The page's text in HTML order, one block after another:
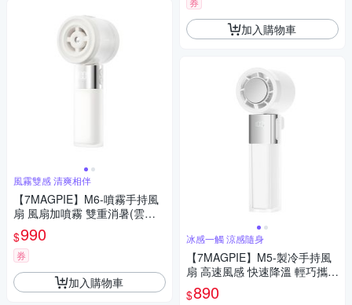
風霧雙感 清爽相伴
【7MAGPIE】M6-噴霧手持風
扇 風扇加噴霧 雙重消暑(雲霧
白/霞光粉)
$990
券
加入購物車
加入購物車
冰感一觸 涼感隨身
【7MAGPIE】M5-製冷手持風
扇 高速風感 快速降溫 輕巧攜帶
方便(霧雪白/暮櫻粉)
$890